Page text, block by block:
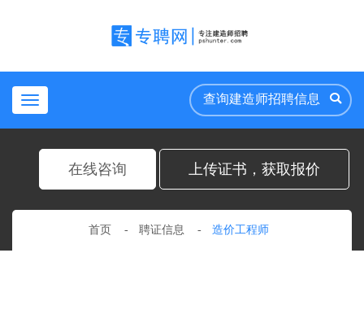
Toggle
navigation
在线咨询 上传证书，获取报价
首页 聘证信息 造价工程师